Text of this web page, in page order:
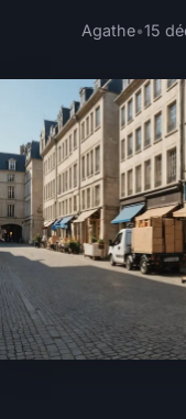
Agathe•15